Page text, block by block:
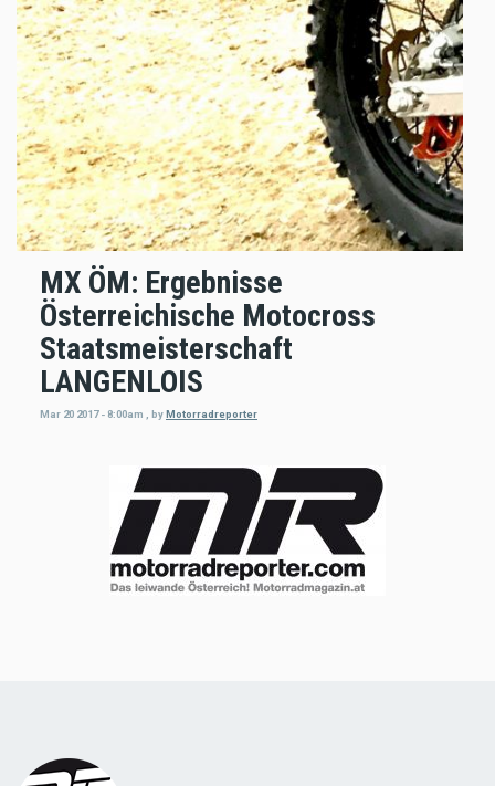
MX ÖM: Ergebnisse
Österreichische Motocross
Staatsmeisterschaft
LANGENLOIS
Mar 20 2017 - 8:00am byMotorradreporter